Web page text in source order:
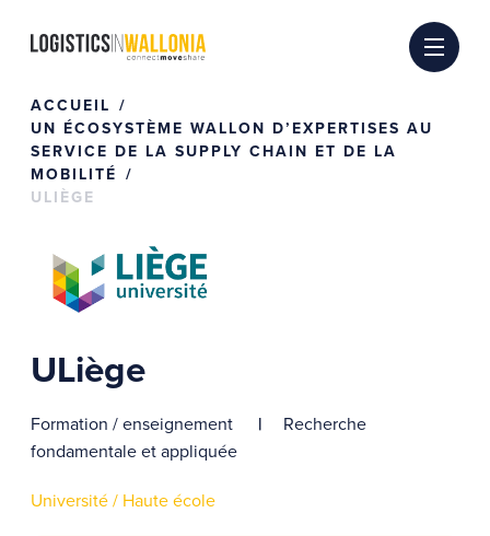
ACCUEIL
UN ÉCOSYSTÈME WALLON D’EXPERTISES AU
SERVICE DE LA SUPPLY CHAIN ET DE LA
MOBILITÉ
ULIÈGE
ULiège
Formation / enseignement
Recherche
fondamentale et appliquée
Université / Haute école